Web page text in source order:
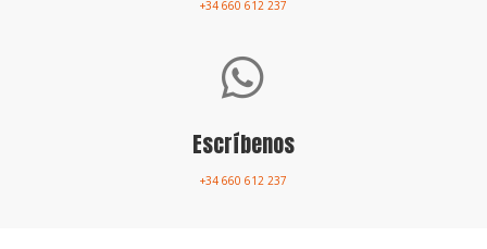
+34 660 612 237

Escríbenos
+34 660 612 237